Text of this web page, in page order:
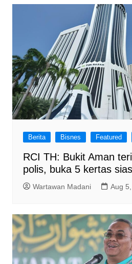
Berita Bisnes Featured
RCI TH: Bukit Aman
polis, buka 5 kertas
Wartawan Madani Aug